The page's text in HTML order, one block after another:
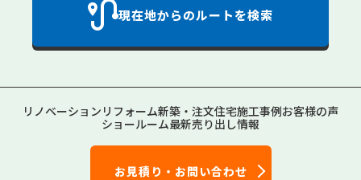
現在地からのルートを検索
リノベーション リフォーム新築・注文住宅施工事例お客様の声
ショールーム最新売り出し情報
お見積り・お問い合わせ